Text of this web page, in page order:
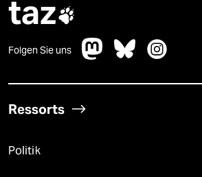
taz
Folgen Sie uns
Ressorts
Politik